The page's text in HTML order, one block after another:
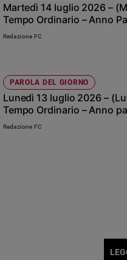
Martedì 14 luglio 2026 –
Tempo Ordinario – Anno
Redazione FC
PAROLA DEL GIORNO
Lunedì 13 luglio 2026 –
Tempo Ordinario – Anno
Redazione FC